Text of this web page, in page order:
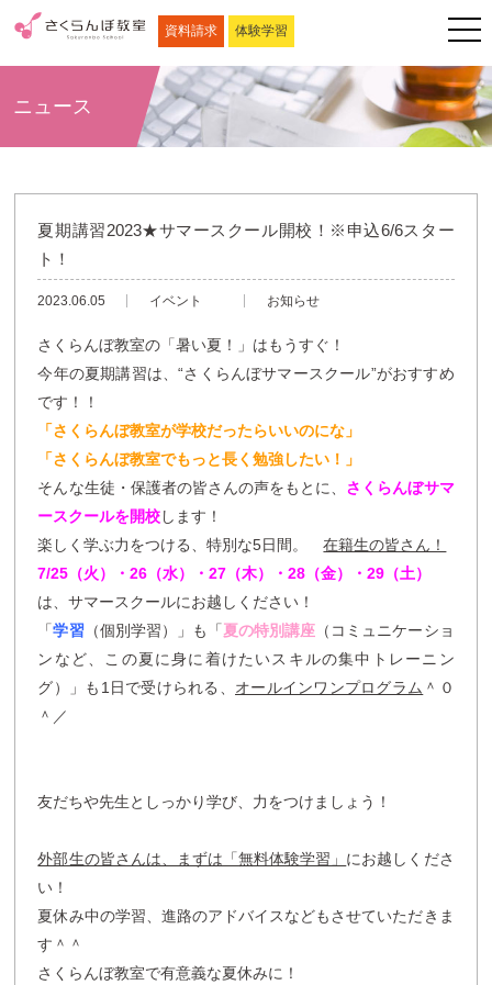
資料請求 体験学習
ニュース
夏期講習2023★サマースクール開校！※申込6/6スター
ト！
2023.06.05 イベント お知らせ
さくらんぼ教室の「暑い夏！」はもうすぐ！
今年の夏期講習は、“さくらんぼサマースクール”がおすすめ
です！！
「さくらんぼ教室が学校だったらいいのにな」
「さくらんぼ教室でもっと長く勉強したい！」
そんな生徒・保護者の皆さんの声をもとに、 さくらんぼサマ
ースクールを開校します！
楽しく学ぶ力をつける、特別な5日間。在籍生の皆さん！
7/25（火）・26（水）・27（木）・28（金）・29（土）
は、サマースクールにお越しください！
「学習（個別学習）」も「夏の特別講座 （コミュニケーショ
ンなど、この夏に身に着けたいスキルの集中トレーニン
グ）」も1日で受けられる、 オールインワンプログラム ＾０
＾／
友だちや先生としっかり学び、力をつけましょう！
外部生の皆さんは、まずは「無料体験学習」 にお越しくださ
い！
夏休み中の学習、進路のアドバイスなどもさせていただきま
す＾＾
さくらんぼ教室で有意義な夏休みに！